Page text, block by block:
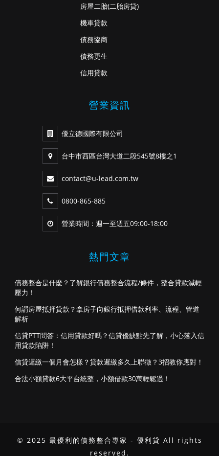
房屋二胎(二胎房貸)
機車貸款
債務協商
債務更生
信用貸款
營業資訊
優立德國際有限公司
台中市西區台灣大道二段545號8樓之1
contact@u-lead.com.tw
0800-865-885
營業時間：週一至週五09:00-18:00
熱門文章
債務整合是什麼？了解銀行債務整合流程/條件，整合貸款減輕
壓力！
何謂房屋抵押貸款？拿房子向銀行抵押借款利率、流程、管道
解析
信貸PTT問答：信用貸款好嗎？信貸優缺點先了解，小心落入信
用貸款陷阱！
信貸遲繳一個月會怎樣？貸款遲繳多久上聯徵？3招教你應對！
合法小額貸款6大平台統整，小額借款30萬輕鬆過！
© 2025 最優利的債務整合專家 - 優利貸 All rights
reserved.